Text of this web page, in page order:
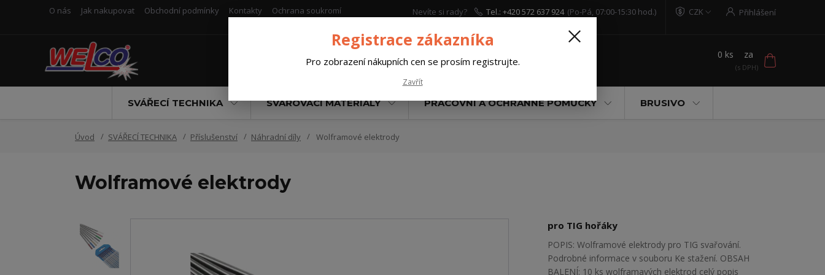
O nás Jak nakupovat Obchodní podmínky Kontakty Ochrana soukromí CZK Přihlášení
Nevíte si rady?
Tel.: +420 572 637 924 (Po-Pá, 07:00-15:30 hod.)
0 ks za
SVÁŘECÍ TECHNIKA SVAŘOVACÍ MATERIÁLY PRACOVNÍ A OCHRANNÉ POMŮCKY BRUSIVO
Úvod SVÁŘECÍ TECHNIKA Příslušenství Náhradní díly Wolframové elektrody
Wolframové elektrody
pro TIG hořáky
POPIS: Wolframové elektrody pro TIG svařování.
Podrobné informace v souboru Ke stažení. OBSAH
BALENÍ: 10 ks wolframavých elektrod celý popis
Registrace zákazníka
Pro zobrazení nákupních cen se prosím registrujte.
Zavřít